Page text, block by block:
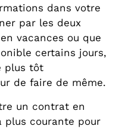
dans votre
par les deux
vacances ou que
certains jours,
plus tôt
de faire de même.
un contrat en
plus courante pour